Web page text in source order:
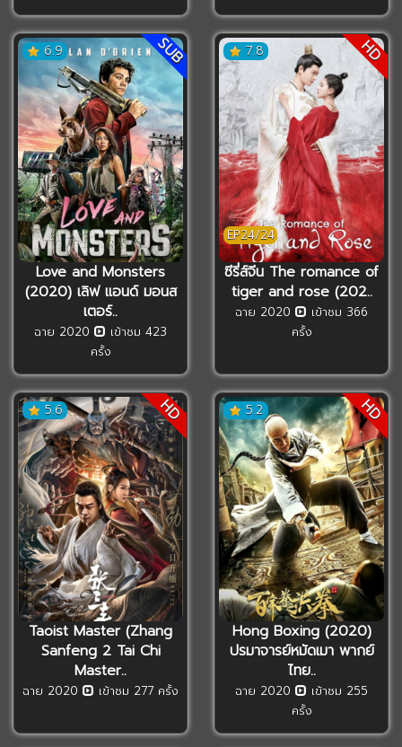
6.9 SUB
Love and Monsters
(2020) เลิฟ แอนด์ มอนส
เตอร์..
ฉาย 2020
เข้าชม 423
ครั้ง
7.8
EP24/24
HD
ซีรี่ส์จีน The romance of
tiger and rose (202..
ฉาย 2020
เข้าชม 366
ครั้ง
5.6 HD
Taoist Master (Zhang
Sanfeng 2 Tai Chi
Master..
ฉาย 2020 เข้าชม 277 ครั้ง
5.2 HD
Hong Boxing (2020)
ปรมาจารย์หมัดเมา พากย์
ไทย..
ฉาย 2020
เข้าชม 255
ครั้ง